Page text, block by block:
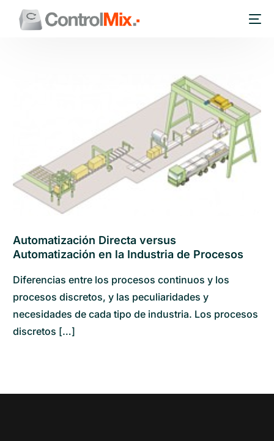
Automatización Directa versus
Automatización en la Industria de Procesos
Diferencias entre los procesos continuos y los
procesos discretos, y las peculiaridades y
necesidades de cada tipo de industria. Los procesos
discretos […]